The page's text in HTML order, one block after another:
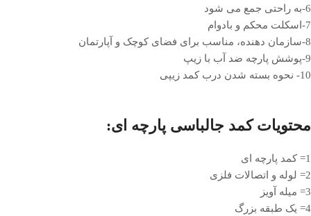
6-به راحتی جمع می شود
7-اسکلت محکم و بادوام
8-سازمان دهنده، مناسب برای فضای کوچک و آپارتمان
9-پوشش پارچه ضد آب با زیپ
10- نحوه بسته شدن درب کمد زیپی
محتویات کمد جالباسی پارچه ای:
1= کمد پارچه ای
2= لوله و اتصالات فلزی
3= میله آویز
4= یک طبقه بزرگ